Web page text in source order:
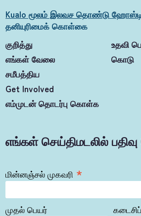
Kualo மூலம் இலவச தொண்டு
தனியுரிமைக் கொள்கை
குறித்து
எங்கள் வேலை
சமீபத்திய
Get Involved
எம்முடன் தொடர்பு கொள்க
உதவி
கொடு
எங்கள் செய்திமடலில்
மின்னஞ்சல் முகவரி *
முதல் பெயர்